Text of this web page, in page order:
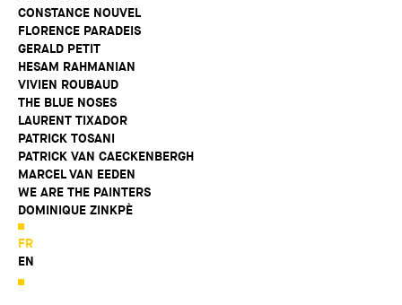
CONSTANCE NOUVEL
FLORENCE PARADEIS
GERALD PETIT
HESAM RAHMANIAN
VIVIEN ROUBAUD
THE BLUE NOSES
LAURENT TIXADOR
PATRICK TOSANI
PATRICK VAN CAECKENBERGH
MARCEL VAN EEDEN
WE ARE THE PAINTERS
DOMINIQUE ZINKPÈ
FR
EN